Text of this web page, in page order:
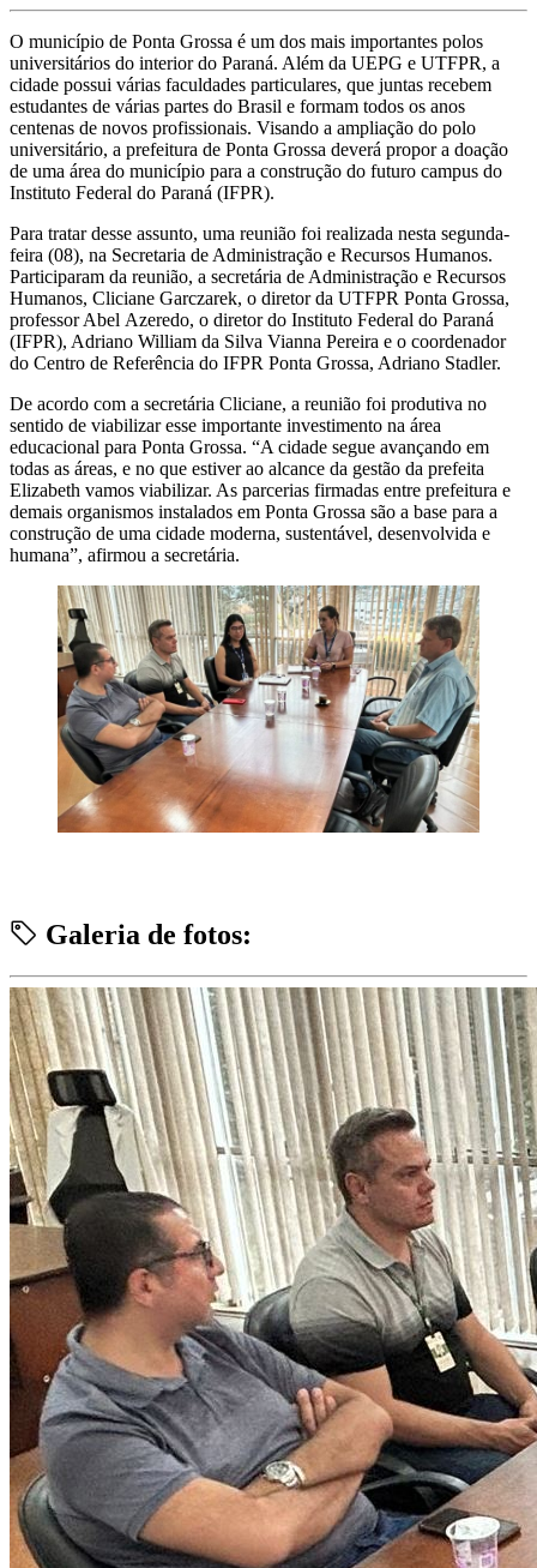
O município de Ponta Grossa é um dos mais importantes polos
universitários do interior do Paraná. Além da UEPG e UTFPR, a
cidade possui várias faculdades particulares, que juntas recebem
estudantes de várias partes do Brasil e formam todos os anos
centenas de novos profissionais. Visando a ampliação do polo
universitário, a prefeitura de Ponta Grossa deverá propor a doação
de uma área do município para a construção do futuro campus do
Instituto Federal do Paraná (IFPR).
Para tratar desse assunto, uma reunião foi realizada nesta segunda-
feira (08), na Secretaria de Administração e Recursos Humanos.
Participaram da reunião, a secretária de Administração e Recursos
Humanos, Cliciane Garczarek, o diretor da UTFPR Ponta Grossa,
professor Abel Azeredo, o diretor do Instituto Federal do Paraná
(IFPR), Adriano William da Silva Vianna Pereira e o coordenador
do Centro de Referência do IFPR Ponta Grossa, Adriano Stadler.
De acordo com a secretária Cliciane, a reunião foi produtiva no
sentido de viabilizar esse importante investimento na área
educacional para Ponta Grossa. “A cidade segue avançando em
todas as áreas, e no que estiver ao alcance da gestão da prefeita
Elizabeth vamos viabilizar. As parcerias firmadas entre prefeitura e
demais organismos instalados em Ponta Grossa são a base para a
construção de uma cidade moderna, sustentável, desenvolvida e
humana”, afirmou a secretária.
Galeria de fotos: